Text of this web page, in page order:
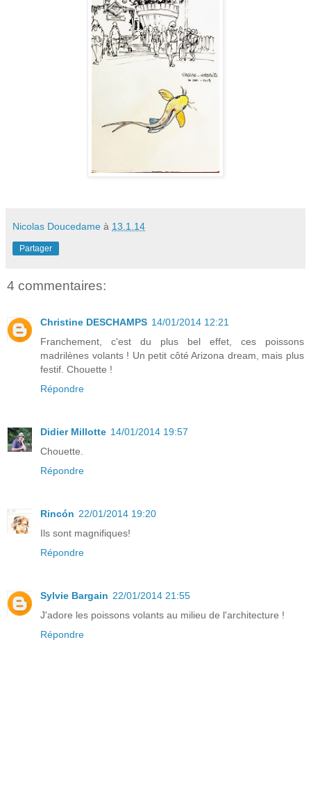
Nicolas Doucedame à 13.1.14
Partager
4 commentaires:
Christine DESCHAMPS 14/01/2014 12:21
Franchement, c'est du plus bel effet, ces poissons
madrilènes volants ! Un petit côté Arizona dream, mais plus
festif. Chouette !
Répondre
Didier Millotte 14/01/2014 19:57
Chouette.
Répondre
Rincón 22/01/2014 19:20
Ils sont magnifiques!
Répondre
Sylvie Bargain 22/01/2014 21:55
J'adore les poissons volants au milieu de l'architecture !
Répondre